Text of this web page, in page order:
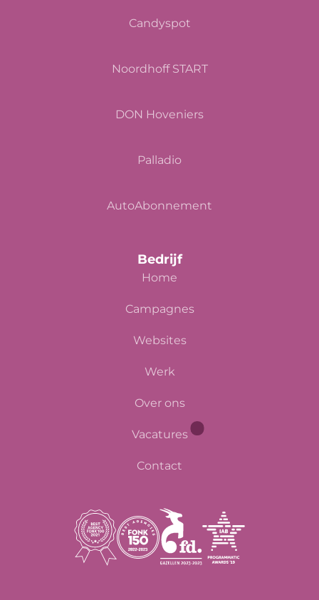
Candyspot
Noordhoff START
DON Hoveniers
Palladio
AutoAbonnement
Bedrijf
Home
Campagnes
Websites
Werk
Over ons
Vacatures
Contact